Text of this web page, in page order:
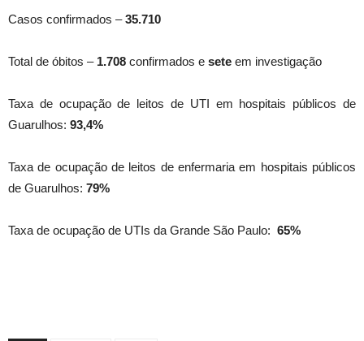
Casos confirmados –35.710
Total de óbitos – 1.708 confirmados e sete em investigação
Taxa de ocupação de leitos de UTI em hospitais públicos de
Guarulhos: 93,4%
Taxa de ocupação de leitos de enfermaria em hospitais públicos
de Guarulhos: 79%
Taxa de ocupação de UTIs da Grande São Paulo: 65%